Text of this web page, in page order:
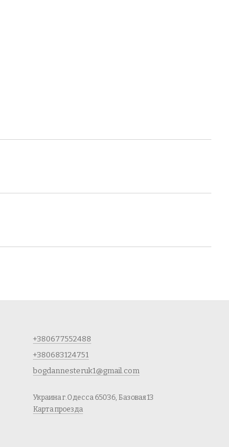
+380677552488
+380683124751
bogdannesteruk1@gmail.com
Украина г.Одесса 65036, Базовая 13
Карта проезда